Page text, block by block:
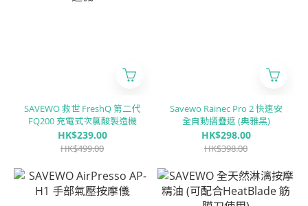
SAVEWO 救世 FreshQ 第二代
FQ200 充電式次氯酸製造機
HK$239.00
HK$499.00
Savewo Rainec Pro 2 快速安
全自動摺疊遮 (典雅黑)
HK$298.00
HK$398.00